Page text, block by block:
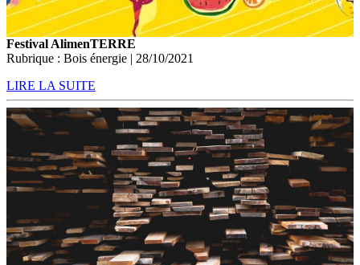
Festival AlimenTERRE
Rubrique : Bois énergie | 28/10/2021
LIRE LA SUITE